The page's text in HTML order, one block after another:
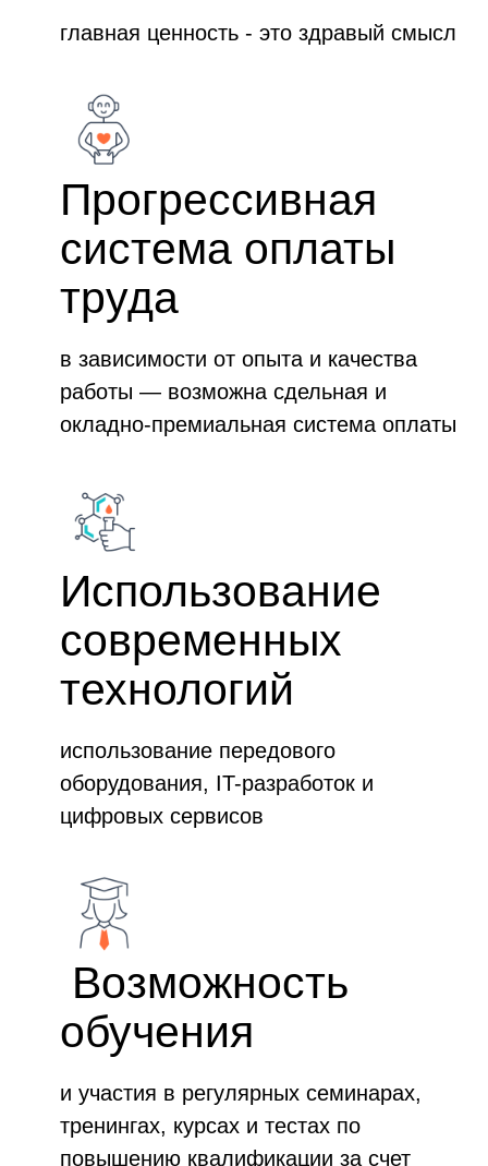
главная ценность - это здравый смысл
Прогрессивная
система оплаты
труда
в зависимости от опыта и качества
работы — возможна сдельная и
окладно-премиальная система оплаты
Использование
современных
технологий
использование передового
оборудования, IT-разработок и
цифровых сервисов
Возможность
обучения
и участия в регулярных семинарах,
тренингах, курсах и тестах по
повышению квалификации за счет